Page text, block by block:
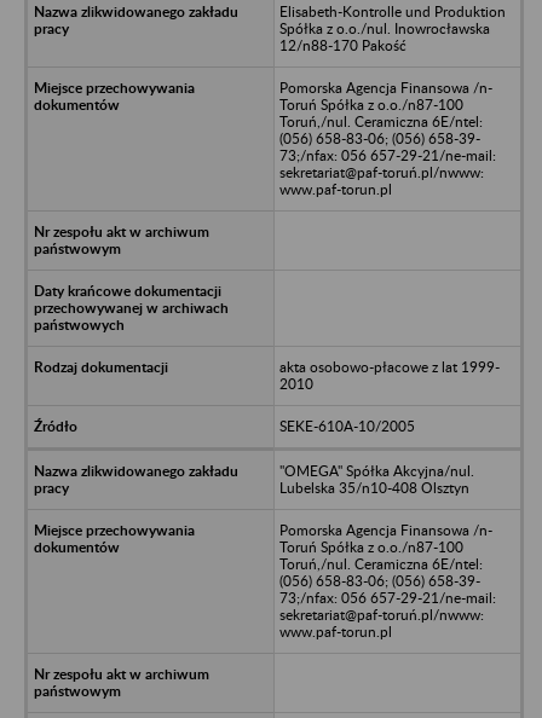
Elisabeth-Kontrolle und Produktion
Spółka z o.o./nul. Inowrocławska
12/n88-170 Pakość
Pomorska Agencja Finansowa /n-
Toruń Spółka z o.o./n87-100
Toruń,/nul. Ceramiczna 6E/ntel:
(056) 658-83-06; (056) 658-39-
73;/nfax: 056 657-29-21/ne-mail:
sekretariat@paf-toruń.pl/nwww:
www.paf-torun.pl
akta osobowo-płacowe z lat 1999-
2010
SEKE-610A-10/2005
"OMEGA" Spółka Akcyjna/nul.
Lubelska 35/n10-408 Olsztyn
Pomorska Agencja Finansowa /n-
Toruń Spółka z o.o./n87-100
Toruń,/nul. Ceramiczna 6E/ntel:
(056) 658-83-06; (056) 658-39-
73;/nfax: 056 657-29-21/ne-mail:
sekretariat@paf-toruń.pl/nwww:
www.paf-torun.pl